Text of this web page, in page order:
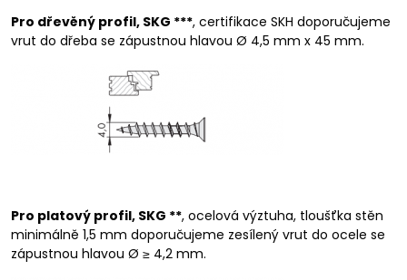
Pro dřevěný profil, SKG ***, certifikace SKH doporučujeme
vrut do dřeba se zápustnou hlavou Ø 4,5 mm x 45 mm.
Pro platový profil, SKG **, ocelová výztuha, tloušťka stěn
minimálně 1,5 mm doporučujeme zesílený vrut do ocele se
zápustnou hlavou Ø ≥ 4,2 mm.